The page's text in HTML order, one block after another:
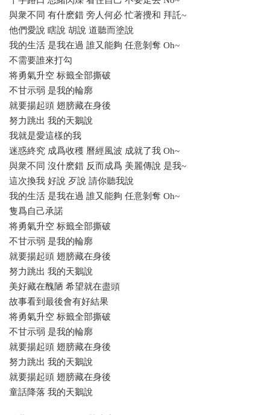
與衆不同 有什麽錯 旁人何必 忙著攪和 拜託~
他們愛說 瞎說 胡說 道聽而塗說
我的生活 是我在過 誰又能夠 任意剝奪 Oh~
不需要誰來打勾
将勇氣升空 标籤全部撕破
不甘示弱 是我的輪廓
就要揚起頭 翅膀藏在身後
努力跳出 我的天鵝說
我就是愛這樣的我
迷惑終究 成爲收穫 曆經風波 成就了我 Oh~
與衆不同 沒什麽錯 反而成爲 美麗傳說 是我~
這次換我 好說 歹說 請你聽我說
我的生活 是我在過 誰又能夠 任意剝奪 Oh~
隻爲自己承諾
将勇氣升空 标籤全部撕破
不甘示弱 是我的輪廓
就要揚起頭 翅膀藏在身後
努力跳出 我的天鵝說
美好藏在醜陋 希望就在盡頭
故事看到最後會有好結果
将勇氣升空 标籤全部撕破
不甘示弱 是我的輪廓
就要揚起頭 翅膀藏在身後
努力跳出 我的天鵝說
就要揚起頭 翅膀藏在身後
童話降落 我的天鵝說